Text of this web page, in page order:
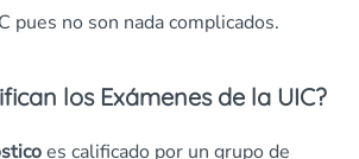
pues no son nada complicados.
los Exámenes de la UIC?
es calificado por un grupo de